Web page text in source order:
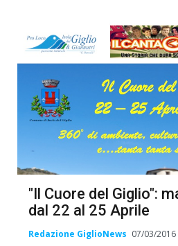
"Il Cuore del Giglio":
dal 22 al 25 Aprile
Redazione GiglioNews 07/03/2016